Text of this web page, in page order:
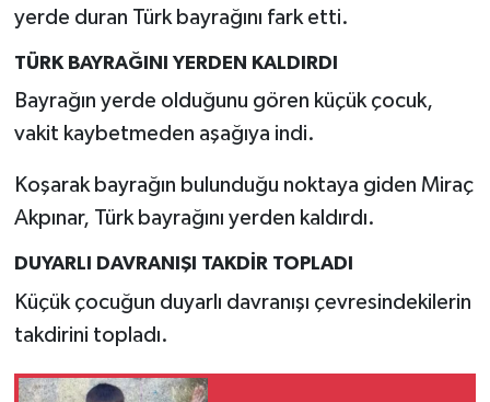
yerde duran Türk bayrağını fark etti.
TÜRK BAYRAĞINI YERDEN KALDIRDI
Bayrağın yerde olduğunu gören küçük çocuk,
vakit kaybetmeden aşağıya indi.
Koşarak bayrağın bulunduğu noktaya giden Miraç
Akpınar, Türk bayrağını yerden kaldırdı.
DUYARLI DAVRANIŞI TAKDİR TOPLADI
Küçük çocuğun duyarlı davranışı çevresindekilerin
takdirini topladı.